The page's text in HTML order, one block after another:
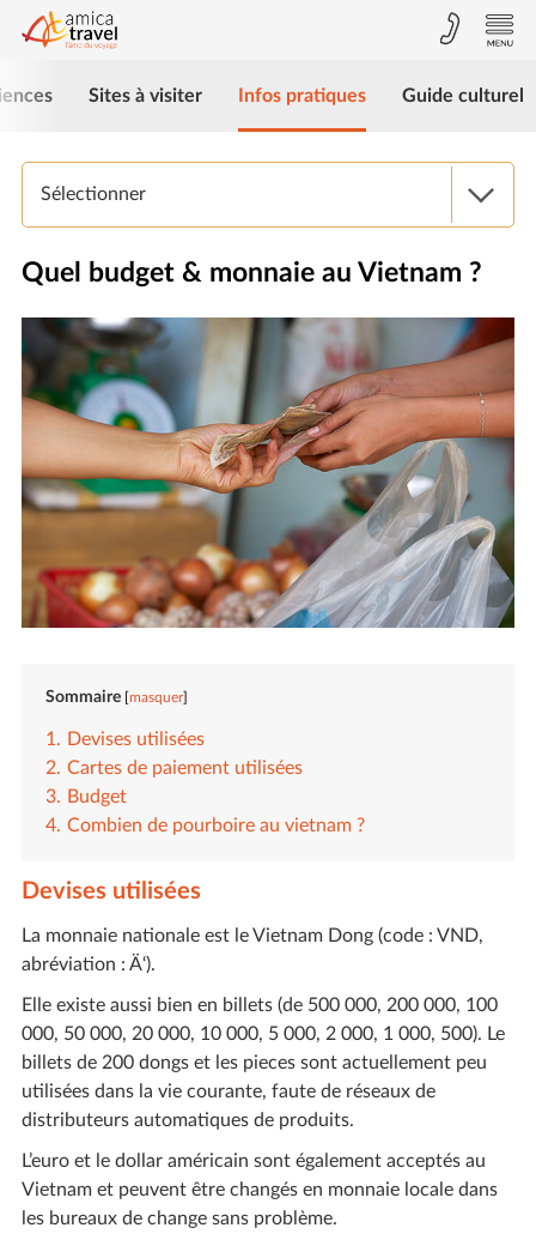
Sites à visiter Infos pratiques Guide culturel
Sélectionner
Quel budget & monnaie au Vietnam ?
Sommaire masquer
Devises utilisées
Cartes de paiement utilisées
Budget
Combien de pourboire au vietnam ?
Devises utilisées
La monnaie nationale est le Vietnam Dong (code : VND,
abréviation : Ä‘).
Elle existe aussi bien en billets (de 500 000, 200 000, 100
000, 50 000, 20 000, 10 000, 5 000, 2 000, 1 000, 500). Le
billets de 200 dongs et les pieces sont actuellement peu
utilisées dans la vie courante, faute de réseaux de
distributeurs automatiques de produits.
L’euro et le dollar américain sont également acceptés au
Vietnam et peuvent être changés en monnaie locale dans
les bureaux de change sans problème.